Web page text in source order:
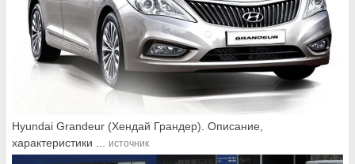
Hyundai Grandeur (Хендай Грандер). Описание,
характеристики ...
источник